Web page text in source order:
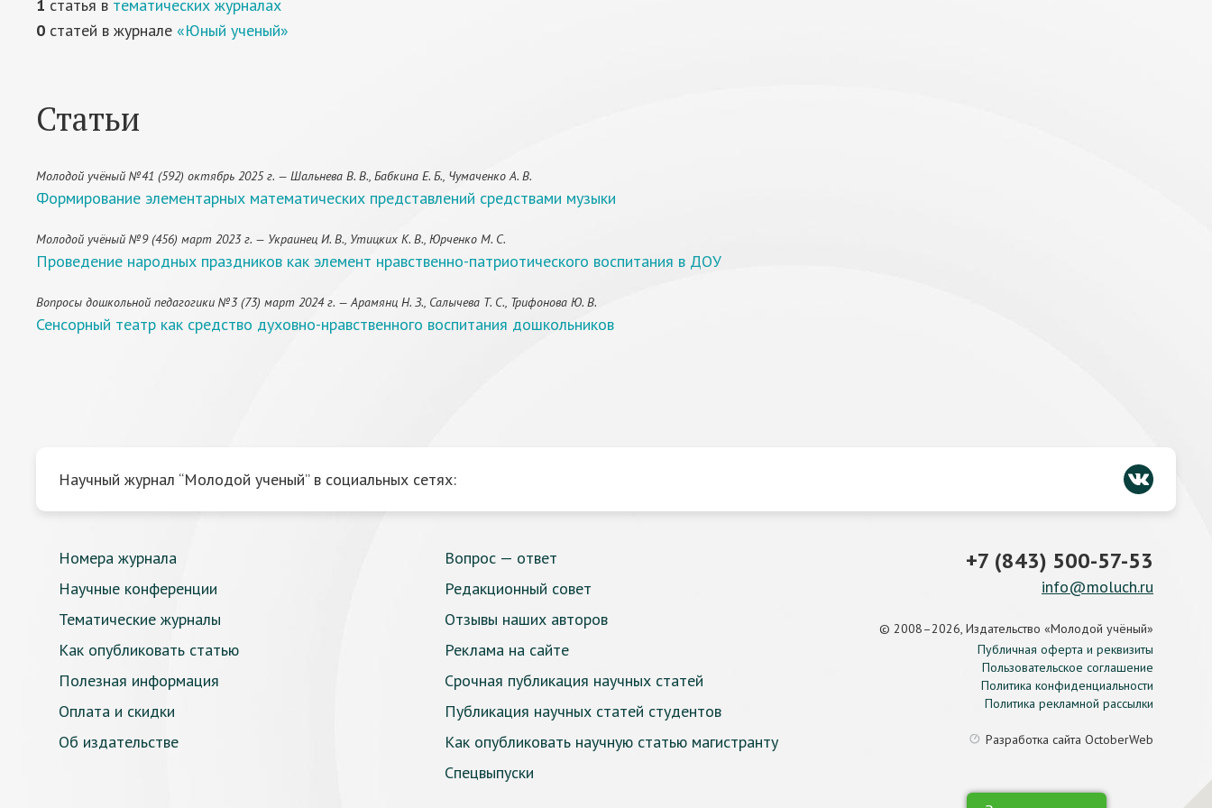
1 статья в тематических журналах
0 статей в журнале «Юный ученый»
Статьи
Молодой учёный №41 (592) октябрь 2025 г. — Шальнева В. В., Бабкина Е. Б., Чумаченко А. В.
Формирование элементарных математических представлений средствами музыки
Молодой учёный №9 (456) март 2023 г. — Украинец И. В., Утицких К. В., Юрченко М. С.
Проведение народных праздников как элемент нравственно-патриотического воспитания в ДОУ
Вопросы дошкольной педагогики №3 (73) март 2024 г. — Арамянц Н. З., Салычева Т. С., Трифонова Ю. В.
Сенсорный театр как средство духовно-нравственного воспитания дошкольников
Научный журнал “Молодой ученый” в социальных сетях:
Номера журнала
Научные конференции
Тематические журналы
Как опубликовать статью
Полезная информация
Оплата и скидки
Об издательстве
Вопрос — ответ
Редакционный совет
Отзывы наших авторов
Реклама на сайте
Срочная публикация научных статей
Публикация научных статей студентов
Как опубликовать научную статью магистранту
Спецвыпуски
+7 (843) 500-57-53
info@moluch.ru
© 2008–2026, Издательство «Молодой учёный»
Публичная оферта и реквизиты
Пользовательское соглашение
Политика конфиденциальности
Политика рекламной рассылки
Разработка сайта OctoberWeb